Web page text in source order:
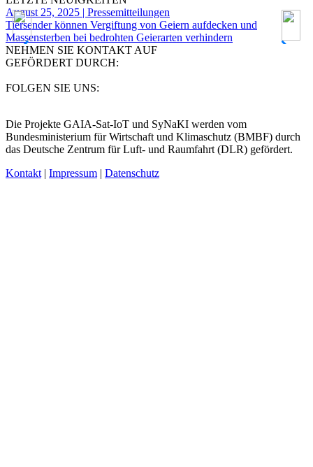
August 25, 2025 | Pressemitteilungen
Tiersender können Vergiftung von Geiern aufdecken und
Massensterben bei bedrohten Geierarten verhindern
NEHMEN SIE KONTAKT AUF
GEFÖRDERT DURCH:
FOLGEN SIE UNS:
Die Projekte GAIA-Sat-IoT und SyNaKI werden vom
Bundesministerium für Wirtschaft und Klimaschutz (BMBF) durch
das Deutsche Zentrum für Luft- und Raumfahrt (DLR) gefördert.
Kontakt | Impressum | Datenschutz